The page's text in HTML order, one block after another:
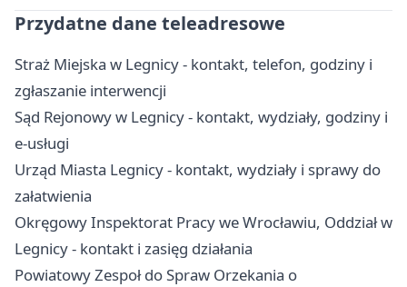
Przydatne dane teleadresowe
Straż Miejska w Legnicy - kontakt, telefon, godziny i
zgłaszanie interwencji
Sąd Rejonowy w Legnicy - kontakt, wydziały, godziny i
e-usługi
Urząd Miasta Legnicy - kontakt, wydziały i sprawy do
załatwienia
Okręgowy Inspektorat Pracy we Wrocławiu, Oddział w
Legnicy - kontakt i zasięg działania
Powiatowy Zespoł do Spraw Orzekania o